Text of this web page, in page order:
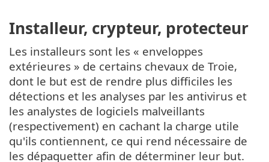
Installeur, crypteur, protecteur
Les installeurs sont les « enveloppes
extérieures » de certains chevaux de Troie,
dont le but est de rendre plus difficiles les
détections et les analyses par les antivirus et
les analystes de logiciels malveillants
(respectivement) en cachant la charge utile
qu'ils contiennent, ce qui rend nécessaire de
les dépaquetter afin de déterminer leur but.